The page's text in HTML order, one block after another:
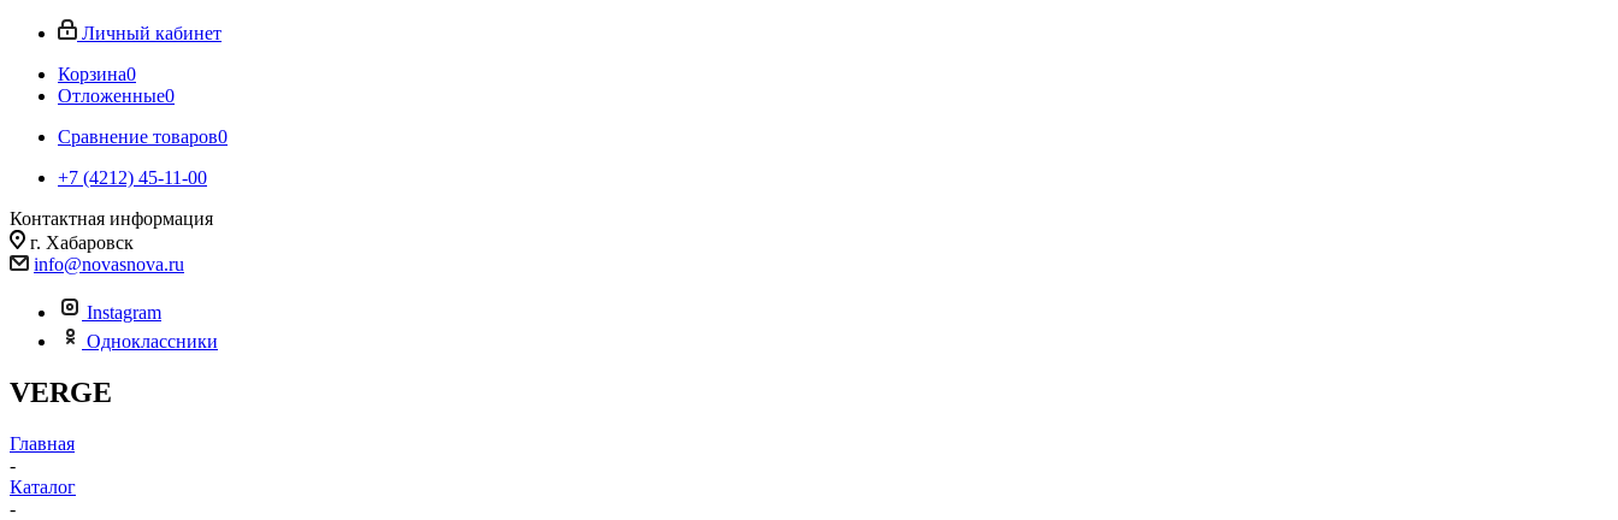
Личный кабинет
Корзина0
Отложенные0
Сравнение товаров0
+7 (4212) 45-11-00
Контактная информация
г. Хабаровск
info@novasnova.ru
Instagram
Одноклассники
VERGE
Главная
-
Каталог
-